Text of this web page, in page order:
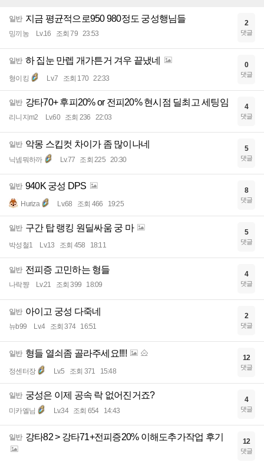
일반 지금 평균적으로950 980정도 궁성행님들
밍끼농 Lv.16 조회 79 23:53
2
댓글
일반 하 집눈 만렙 개가튼거 겨우 끝냈네
형이킹 Lv.7 조회 170 22:33
0
댓글
일반 강타70+ 후피20% or 전피20% 현시점 딜최고 세팅임
리니지m2 Lv.60 조회 236 22:03
4
댓글
일반 악몽 스킵컷 차이가 좀 많이나네
닉넴뭐하까 Lv.77 조회 225 20:30
5
댓글
일반 940K 궁성 DPS
Huriza Lv.68 조회 466 19:25
8
댓글
일반 구간 탑 랭킹 원딜싸움 궁 마
박성철1 Lv.13 조회 458 18:11
5
댓글
일반 전피증 고민하는 형들
나락쨩 Lv.21 조회 399 18:09
4
댓글
일반 아이고 궁성 다죽네
뉴b99 Lv.4 조회 374 16:51
2
댓글
일반 형들 열쇠좀 골라주세요!!!!
정센터장 Lv.5 조회 371 15:48
12
댓글
일반 궁성은 이제 공속 락 없어진거죠?
미카엘님 Lv.34 조회 654 14:43
4
댓글
일반 강타82 > 강타71+전피증20% 이해도추가작업 후기 12
댓글